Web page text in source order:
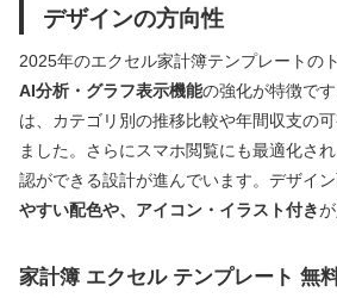
デザインの方向性
2025年のエクセル家計簿テンプレートの
AI分析・グラフ表示機能の強化が特徴で
は、カテゴリ別の推移比較や年間収支の
ました。さらにスマホ閲覧にも最適化さ
認ができる設計が進んでいます。デザイン
やすい配色や、アイコン・イラスト付き
家計簿 エクセル テンプレート 無